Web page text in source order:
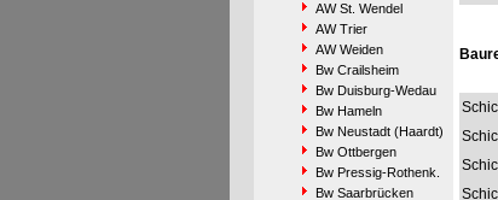
AW St. Wendel
AW Trier
AW Weiden
Bw Crailsheim
Bw Duisburg-Wedau
Bw Hameln
Bw Neustadt (Haardt)
Bw Ottbergen
Bw Pressig-Rothenk.
Bw Saarbrücken